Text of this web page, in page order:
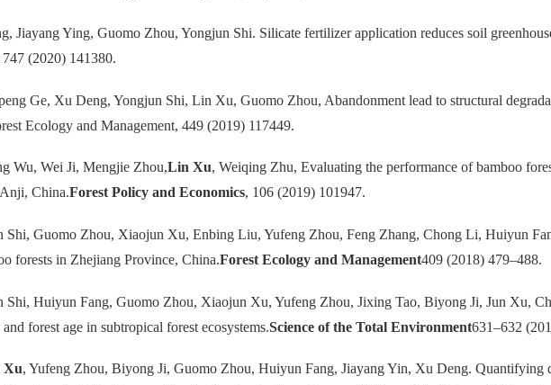
Jiayang Ying, Guomo Zhou, Yongjun Shi. Silicate fertilizer application reduces soil
(2020) 141380.
Ge, Xu Deng, Yongjun Shi, Lin Xu, Guomo Zhou, Abandonment lead to structural
Ecology and Management, 449 (2019) 117449.
Wu, Wei Ji, Mengjie Zhou,Lin Xu, Weiqing Zhu, Evaluating the performance of bamboo
China.Forest Policy and Economics, 106 (2019) 101947.
Shi, Guomo Zhou, Xiaojun Xu, Enbing Liu, Yufeng Zhou, Feng Zhang, Chong Li, Huiyun
forests in Zhejiang Province, China.Forest Ecology and Management409 (2018) 479–488.
Shi, Huiyun Fang, Guomo Zhou, Xiaojun Xu, Yufeng Zhou, Jixing Tao, Biyong Ji, Jun Xu,
forest age in subtropical forest ecosystems.Science of the Total Environment631–632
Xu, Yufeng Zhou, Biyong Ji, Guomo Zhou, Huiyun Fang, Jiayang Yin, Xu Deng. Quantifying